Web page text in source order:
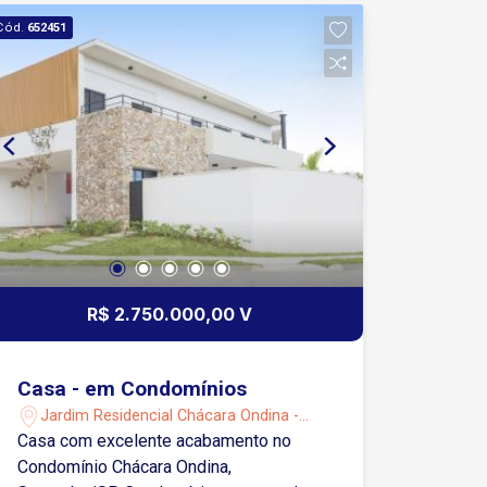
de garagens descobertas
652451
R$ 2.750.000,00 V
Casa - em Condomínios
Jardim Residencial Chácara Ondina -
Sorocaba/SP
Casa com excelente acabamento no
Condomínio Chácara Ondina,